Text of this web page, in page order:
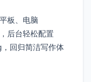
板、电脑
后台轻松配置
回归简洁写作体